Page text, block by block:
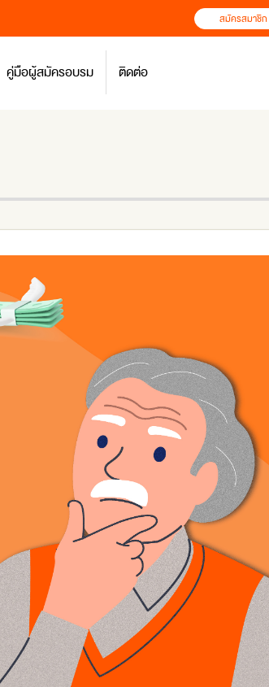
สมัครสมาชิก
คู่มือผู้สมัครอบรม ติดต่อ